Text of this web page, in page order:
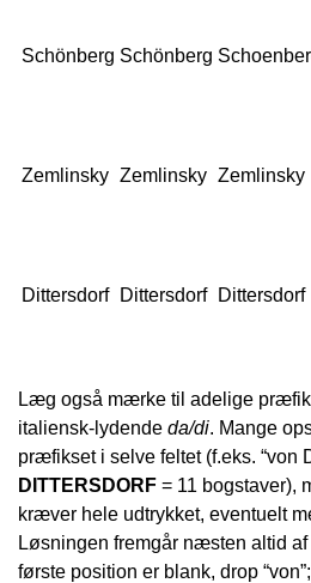
Schönberg Schönberg
Zemlinsky Zemlinsky Zemlinsky
Dittersdorf Dittersdorf Dittersdorf
Læg også mærke til adelige
italiensk-lydende da/di. Mange
præfikset i selve feltet (f.eks. “von
DITTERSDORF = 11 bogstaver),
kræver hele udtrykket, eventuelt
Løsningen fremgår næsten altid
første position er blank, drop